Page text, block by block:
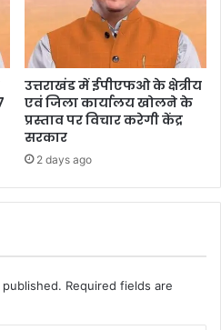
उत्तराखंड में ईपीएफओ के क्षेत्रीय
एवं जिला कार्यालय खोलने के
प्रस्ताव पर विचार करेगी केंद्र
सरकार
2 days ago
Required fields are